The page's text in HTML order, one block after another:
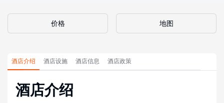
价格 地图
酒店介绍 酒店设施 酒店信息 酒店政策
酒店介绍